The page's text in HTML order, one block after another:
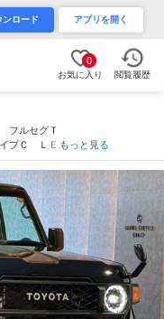
ンロード アプリを開く
0
お気に入り 閲覧履歴
フルセグＴ
プＣ ＬＥＤ
ハンドル・
もっと見る